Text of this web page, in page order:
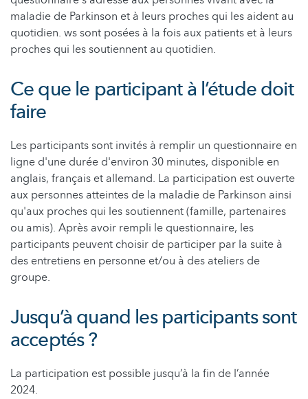
maladie de Parkinson et à leurs proches qui les aident au
quotidien. ws sont posées à la fois aux patients et à leurs
proches qui les soutiennent au quotidien.
Ce que le participant à l’étude doit
faire
Les participants sont invités à remplir un questionnaire en
ligne d'une durée d'environ 30 minutes, disponible en
anglais, français et allemand. La participation est ouverte
aux personnes atteintes de la maladie de Parkinson ainsi
qu'aux proches qui les soutiennent (famille, partenaires
ou amis). Après avoir rempli le questionnaire, les
participants peuvent choisir de participer par la suite à
des entretiens en personne et/ou à des ateliers de
groupe.
Jusqu’à quand les participants sont
acceptés ?
La participation est possible jusqu’à la fin de l’année
2024.